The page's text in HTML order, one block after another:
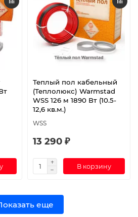
Теплый пол кабельный
(Теплолюкс) Warmstad
WSS 126 м 1890 Вт (10.5-
12,6 кв.м.)
WSS
13 290 ₽
В корзину
еще